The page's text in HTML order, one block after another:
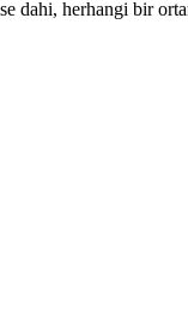
dahi, herhangi bir